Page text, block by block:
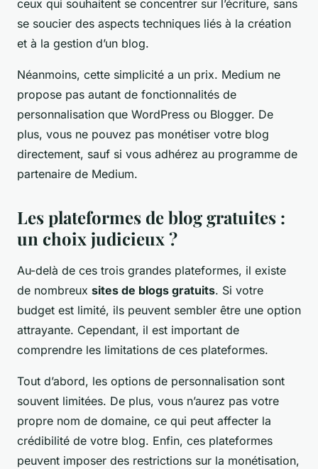
ceux qui souhaitent se concentrer sur l’écriture, sans
se soucier des aspects techniques liés à la création
et à la gestion d’un blog.
Néanmoins, cette simplicité a un prix. Medium ne
propose pas autant de fonctionnalités de
personnalisation que WordPress ou Blogger. De
plus, vous ne pouvez pas monétiser votre blog
directement, sauf si vous adhérez au programme de
partenaire de Medium.
Les plateformes de blog gratuites :
un choix judicieux ?
Au-delà de ces trois grandes plateformes, il existe
de nombreux sites de blogs gratuits. Si votre
budget est limité, ils peuvent sembler être une option
attrayante. Cependant, il est important de
comprendre les limitations de ces plateformes.
Tout d’abord, les options de personnalisation sont
souvent limitées. De plus, vous n’aurez pas votre
propre nom de domaine, ce qui peut affecter la
crédibilité de votre blog. Enfin, ces plateformes
peuvent imposer des restrictions sur la monétisation,